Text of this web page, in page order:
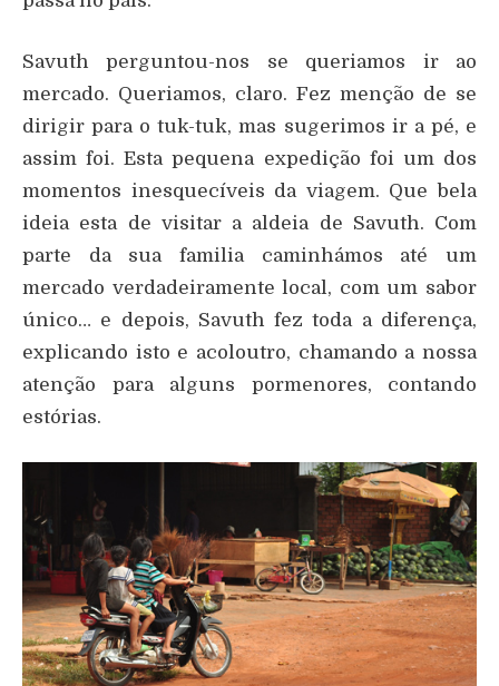
Savuth perguntou-nos se queriamos ir ao
mercado. Queriamos, claro. Fez menção de se
dirigir para o tuk-tuk, mas sugerimos ir a pé, e
assim foi. Esta pequena expedição foi um dos
momentos inesquecíveis da viagem. Que bela
ideia esta de visitar a aldeia de Savuth. Com
parte da sua familia caminhámos até um
mercado verdadeiramente local, com um sabor
único… e depois, Savuth fez toda a diferença,
explicando isto e acoloutro, chamando a nossa
atenção para alguns pormenores, contando
estórias.